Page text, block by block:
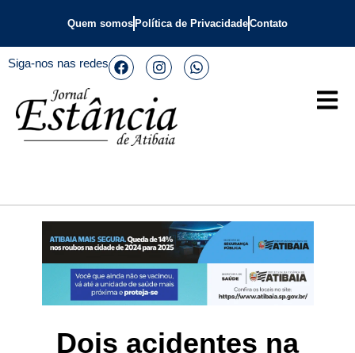
Quem somos Política de PrivacidadeContato
Siga-nos nas redes
Dois acidentes na